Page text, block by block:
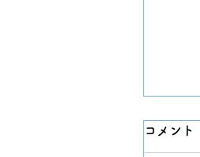
コメント